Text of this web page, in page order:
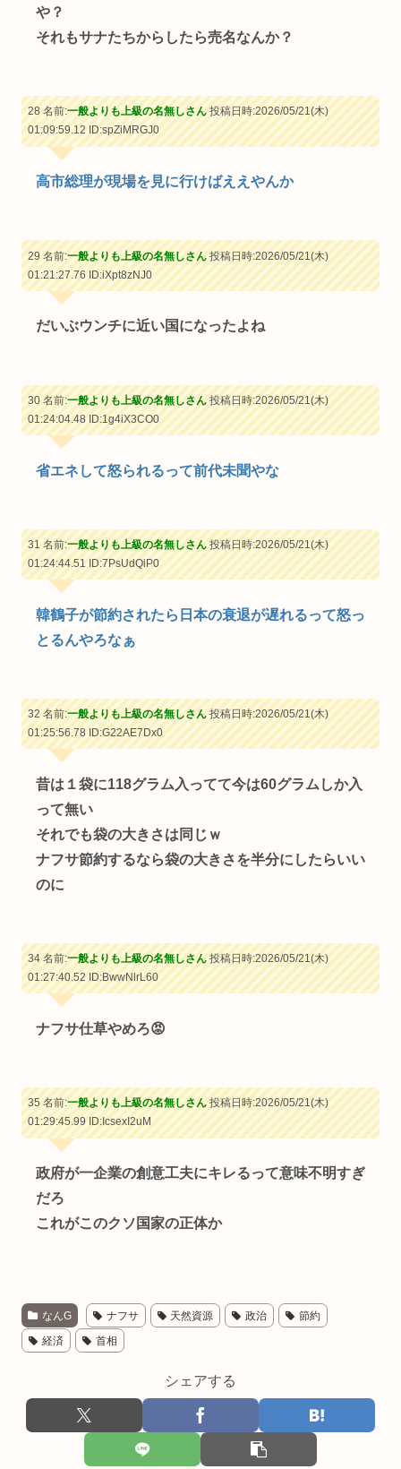
や？
それもサナたちからしたら売名なんか？
28 名前:一般よりも上級の名無しさん投稿日時:2026/05/21(木)
01:09:59.12ID:spZiMRGJ0
高市総理が現場を見に行けばええやんか
29 名前:一般よりも上級の名無しさん投稿日時:2026/05/21(木)
01:21:27.76ID:iXpt8zNJ0
だいぶウンチに近い国になったよね
30 名前:一般よりも上級の名無しさん投稿日時:2026/05/21(木)
01:24:04.48ID:1g4iX3CO0
省エネして怒られるって前代未聞やな
31 名前:一般よりも上級の名無しさん投稿日時:2026/05/21(木)
01:24:44.51ID:7PsUdQiP0
韓鶴子が節約されたら日本の衰退が遅れるって怒っ
とるんやろなぁ
32 名前:一般よりも上級の名無しさん投稿日時:2026/05/21(木)
01:25:56.78ID:G22AE7Dx0
昔は１袋に118グラム入ってて今は60グラムしか入
って無い
それでも袋の大きさは同じｗ
ナフサ節約するなら袋の大きさを半分にしたらいい
のに
34 名前:一般よりも上級の名無しさん投稿日時:2026/05/21(木)
01:27:40.52ID:BwwNlrL60
ナフサ仕草やめろ😡
35 名前:一般よりも上級の名無しさん投稿日時:2026/05/21(木)
01:29:45.99ID:IcsexI2uM
政府が一企業の創意工夫にキレるって意味不明すぎ
だろ
これがこのクソ国家の正体か
なんG ナフサ 天然資源 政治 節約
経済 首相
シェアする